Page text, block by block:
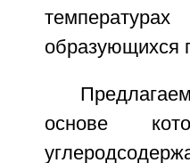
образующихся
основе